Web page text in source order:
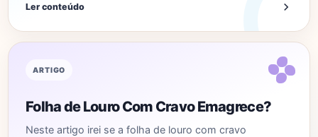
Ler conteúdo
ARTIGO
Folha de Louro Com Cravo Emagrece?
Neste artigo irei se a folha de louro com cravo